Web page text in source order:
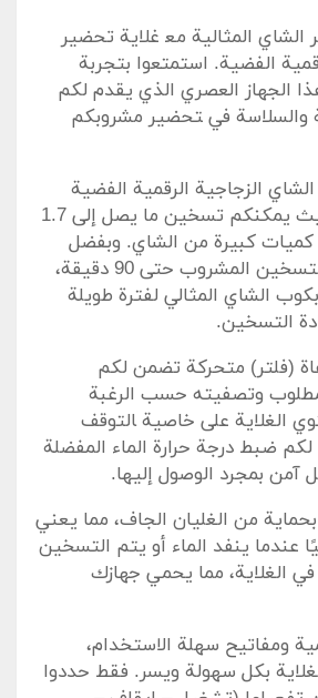
الشاي المثالية⁤ مع‍ غلاية ​تحضير
الفضية. استمتعوا بتجربة
الجهاز العصري الذي يقدم لكم
والسلاسة في ‍تحضير مشروبكم
الزجاجية الرقمية الفضية
بسعتها الكبيرة، حيث يمكنكم تسخين ما يصل إلى 1.7
⁣كميات كبيرة من الشاي. وبفضل
الخاصية المبتكرة لتسخين المشروب ​حتى 90 دقيقة،
الشاي المثالي ​لفترة طويلة
التسخين.
(فلتر) متحركة تضمن لكم
وتصفيته حسب الرغبة
الغلاية على خاصية ‍التوقف
لكم ضبط⁢ درجة حرارة الماء المفضلة
آمن بمجرد الوصول إليها.
بحماية من الغليان الجاف، ⁣مما ​يعني
عندما ⁤ينفد الماء أو⁤ يتم التسخين
الغلاية، مما يحمي جهازك
ومفاتيح سهلة ‌الاستخدام،
بكل سهولة ويسر.​ فقط حددوا